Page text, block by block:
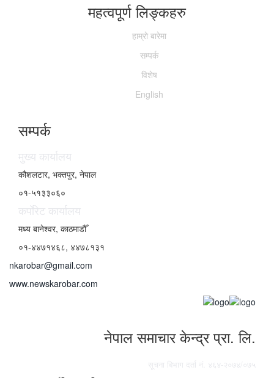
महत्वपूर्ण लिङ्कहरु
हाम्राे बारेमा
सम्पर्क
विशेष
English
सम्पर्क
मुख्य कार्यालय
कौशलटार, भक्तपुर, नेपाल
०१-५१३३०६०
कर्पाेरेट कार्यालय
मध्य बानेश्वर, काठमाडौँ
०१-४४७१४६८, ४४७८१३१
nkarobar@gmail.com
www.newskarobar.com
नेपाल समाचार केन्द्र प्रा. लि.
सूचना बिभाग दर्ता नं. ४६४-२०७४/०७५